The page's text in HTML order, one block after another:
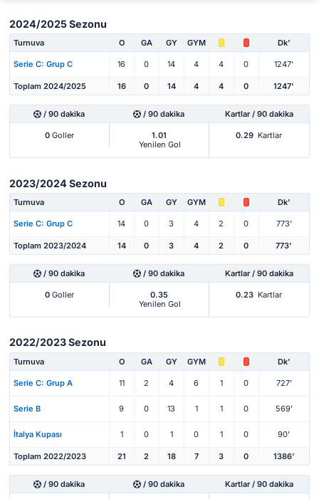
2024/2025 Sezonu
Turnuva O GA GY GYM Dk'
Serie C: Grup C 16 0 14 4 4 0 1247'
Toplam 2024/2025 16 0 14 4 4 0 1247'
/ 90 dakika / 90 dakika Kartlar / 90 dakika
0Goller
1.01
Yenilen Gol
0.29 Kartlar
2023/2024 Sezonu
Turnuva O GA GY GYM Dk'
Serie C: Grup C 14 0 3 4 2 0 773'
Toplam 2023/2024 14 0 3 4 2 0 773'
/ 90 dakika / 90 dakika Kartlar / 90 dakika
0Goller
0.35
Yenilen Gol
0.23 Kartlar
2022/2023 Sezonu
Turnuva O GA GY GYM Dk'
Serie C: Grup A 11 2 4 6 1 0 727'
Serie B 9 0 13 1 1 0 569'
İtalya Kupası 1 0 1 0 1 0 90'
Toplam 2022/2023 21 2 18 7 3 0 1386'
/ 90 dakika / 90 dakika Kartlar / 90 dakika